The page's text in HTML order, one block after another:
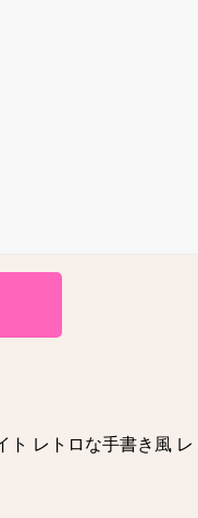
レトロな手書き風